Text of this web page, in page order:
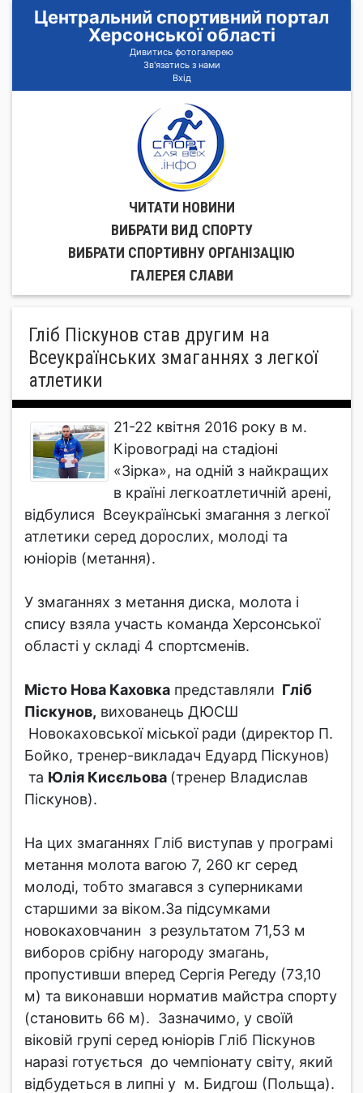
Центральний спортивний портал
Херсонської області
Дивитись фотогалерею
Зв'язатись з нами
Вхід
ЧИТАТИ НОВИНИ
ВИБРАТИ ВИД СПОРТУ
ВИБРАТИ СПОРТИВНУ ОРГАНIЗАЦIЮ
ГАЛЕРЕЯ СЛАВИ
Гліб Піскунов став другим на
Всеукраїнських змаганнях з легкої
атлетики
21-22 квітня 2016 року в м.
Кіровограді на стадіоні
«Зірка», на одній з найкращих
в країні легкоатлетичній арені,
відбулися Всеукраїнські змагання з легкої
атлетики серед дорослих, молоді та
юніорів (метання).
У змаганнях з метання диска, молота і
спису взяла участь команда Херсонської
області у складі 4 спортсменів.
Місто Нова Каховка представляли Гліб
Піскунов, вихованець ДЮСШ
Новокаховської міської ради (директор П.
Бойко, тренер-викладач Едуард Піскунов)
та Юлія Кисєльова (тренер Владислав
Піскунов).
На цих змаганнях Гліб виступав у програмі
метання молота вагою 7, 260 кг серед
молоді, тобто змагався з суперниками
старшими за віком.За підсумками
новокаховчанин з результатом 71,53 м
виборов срібну нагороду змагань,
пропустивши вперед Сергія Регеду (73,10
м) та виконавши норматив майстра спорту
(становить 66 м). Зазначимо, у своїй
віковій групі серед юніорів Гліб Піскунов
наразі готується до чемпіонату світу, який
відбудеться в липні у м. Бидгош (Польща).